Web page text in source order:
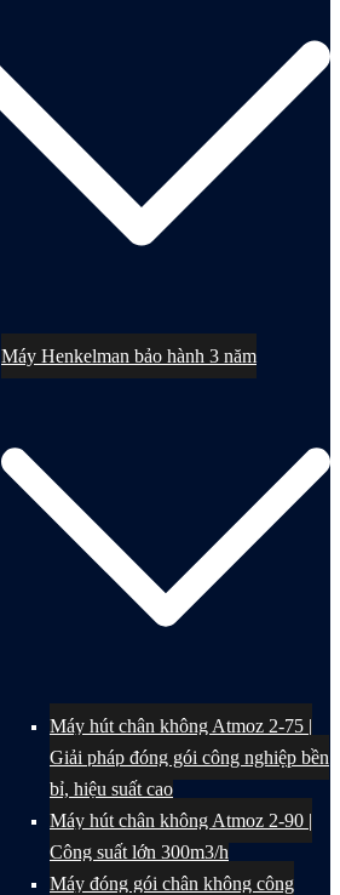
Máy Henkelman bảo hành 3 năm
Máy hút chân không Atmoz 2-75 |
Giải pháp đóng gói công nghiệp bền
bỉ, hiệu suất cao
Máy hút chân không Atmoz 2-90 |
Công suất lớn 300m3/h
Máy đóng gói chân không công